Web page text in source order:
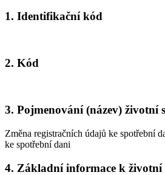
1. Identifikační kód
2. Kód
3. Pojmenování (název) životní
Změna registračních údajů ke spotřební
ke spotřební dani
4. Základní informace k životní